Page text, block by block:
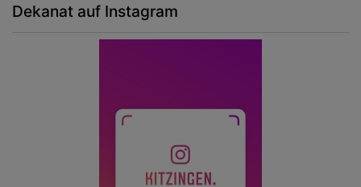
Dekanat auf Instagram